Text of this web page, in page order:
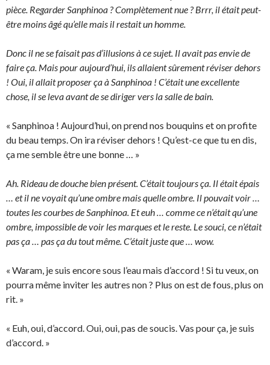
pièce. Regarder Sanphinoa ? Complètement nue ? Brrr, il était peut-
être moins âgé qu’elle mais il restait un homme.
Donc il ne se faisait pas d’illusions à ce sujet. Il avait pas envie de
faire ça. Mais pour aujourd’hui, ils allaient sûrement réviser dehors
! Oui, il allait proposer ça à Sanphinoa ! C’était une excellente
chose, il se leva avant de se diriger vers la salle de bain.
« Sanphinoa ! Aujourd’hui, on prend nos bouquins et on profite
du beau temps. On ira réviser dehors ! Qu’est-ce que tu en dis,
ça me semble être une bonne … »
Ah. Rideau de douche bien présent. C’était toujours ça. Il était épais
… et il ne voyait qu’une ombre mais quelle ombre. Il pouvait voir …
toutes les courbes de Sanphinoa. Et euh … comme ce n’était qu’une
ombre, impossible de voir les marques et le reste. Le souci, ce n’était
pas ça … pas ça du tout même. C’était juste que … wow.
« Waram, je suis encore sous l’eau mais d’accord ! Si tu veux, on
pourra même inviter les autres non ? Plus on est de fous, plus on
rit. »
« Euh, oui, d’accord. Oui, oui, pas de soucis. Vas pour ça, je suis
d’accord. »